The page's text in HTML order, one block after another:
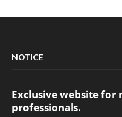
NOTICE
Exclusive website for
professionals.